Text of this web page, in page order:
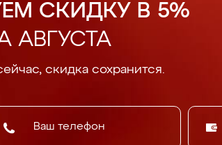
СКИДКУ В 5%
АВГУСТА
скидка сохранится.